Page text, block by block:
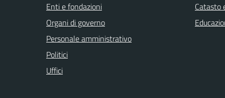
Enti e fondazioni
Organi di governo
Personale amministrativo
Politici
Uffici
Catasto